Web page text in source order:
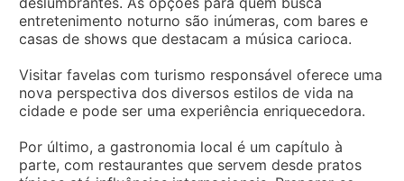
entretenimento noturno são inúmeras, com bares e
casas de shows que destacam a música carioca.
Visitar favelas com turismo responsável oferece uma
nova perspectiva dos diversos estilos de vida na
cidade e pode ser uma experiência enriquecedora.
Por último, a gastronomia local é um capítulo à
parte, com restaurantes que servem desde pratos